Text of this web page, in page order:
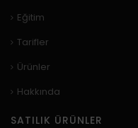
Eğitim
Tarifler
Ürünler
Hakkında
SATILIK ÜRÜNLER